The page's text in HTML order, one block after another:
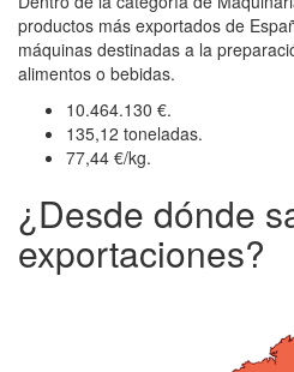
productos más exportados de
máquinas destinadas a la
alimentos o bebidas.
10.464.130 €.
135,12 toneladas.
77,44 €/kg.
¿Desde dónde
exportaciones?